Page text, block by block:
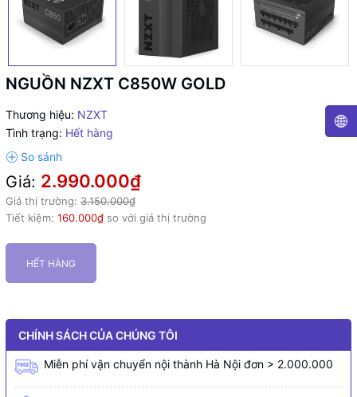
NGUỒN NZXT C850W GOLD
Thương hiệu: NZXT
Tình trạng: Hết hàng
Giá: 2.990.000₫
Giá thị trường: 3.150.000₫
Tiết kiệm: 160.000₫ so với giá thị trường
HẾT HÀNG
CHÍNH SÁCH CỦA CHÚNG TÔI
Miễn phí vận chuyển nội thành Hà Nội đơn > 2.000.000